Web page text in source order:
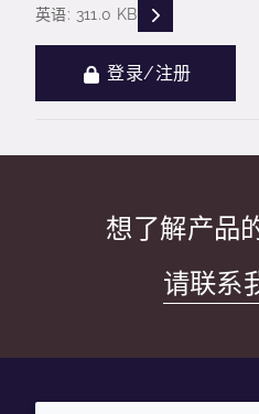
英语: 311.0 KB READ
登录/注册
想了解产品
请联系